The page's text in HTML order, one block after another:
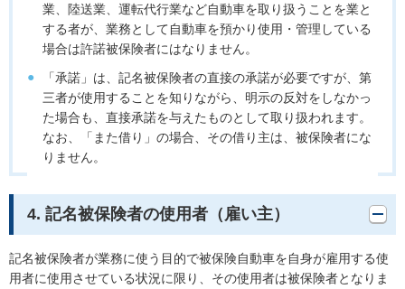
業、陸送業、運転代行業など自動車を取り扱うことを業と
する者が、業務として自動車を預かり使用・管理している
場合は許諾被保険者にはなりません。
「承諾」は、記名被保険者の直接の承諾が必要ですが、第
三者が使用することを知りながら、明示の反対をしなかっ
た場合も、直接承諾を与えたものとして取り扱われます。
なお、「また借り」の場合、その借り主は、被保険者にな
りません。
4. 記名被保険者の使用者（雇い主）
記名被保険者が業務に使う目的で被保険自動車を自身が雇用する使
用者に使用させている状況に限り、その使用者は被保険者となりま